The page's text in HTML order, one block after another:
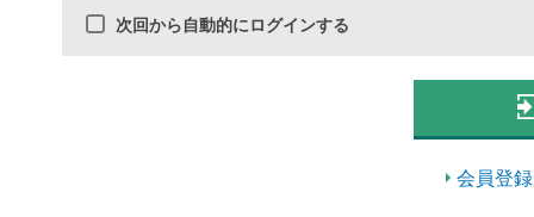
次回から自動的にログインする
会員登